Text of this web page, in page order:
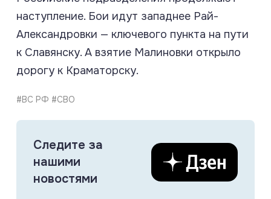
наступление. Бои идут западнее Рай-
Александровки — ключевого пункта на пути
к Славянску. А взятие Малиновки открыло
дорогу к Краматорску.
#ВС РФ #СВО
Следите за
нашими
новостями